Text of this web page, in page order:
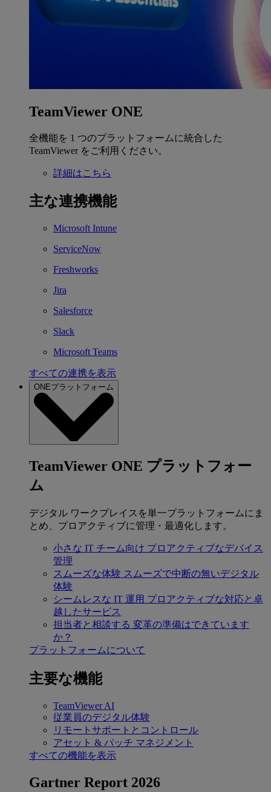
TeamViewer ONE
全機能を 1 つのプラットフォームに統合した
TeamViewer をご利用ください。
詳細はこちら
主な連携機能
Microsoft Intune
ServiceNow
Freshworks
Jira
Salesforce
Slack
Microsoft Teams
すべての連携を表示
ONEプラットフォーム
TeamViewer ONE プラットフォー
ム
デジタル ワークプレイスを単一プラットフォームにま
とめ、プロアクティブに管理・最適化します。
小さな IT チーム向け プロアクティブなデバイス
管理
スムーズな体験 スムーズで中断の無いデジタル
体験
シームレスな IT 運用 プロアクティブな対応と卓
越したサービス
担当者と相談する 変革の準備はできています
か？
プラットフォームについて
主要な機能
TeamViewer AI
従業員のデジタル体験
リモートサポートとコントロール
アセット & パッチ マネジメント
すべての機能を表示
Gartner Report 2026